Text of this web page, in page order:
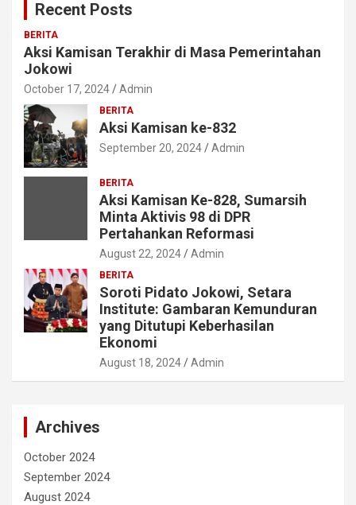
Recent Posts
BERITA
Aksi Kamisan Terakhir di Masa Pemerintahan
Jokowi
October 17, 2024 Admin
BERITA
Aksi Kamisan ke-832
September 20, 2024 Admin
BERITA
Aksi Kamisan Ke-828, Sumarsih
Minta Aktivis 98 di DPR
Pertahankan Reformasi
August 22, 2024 Admin
BERITA
Soroti Pidato Jokowi, Setara
Institute: Gambaran Kemunduran
yang Ditutupi Keberhasilan
Ekonomi
August 18, 2024 Admin
Archives
October 2024
September 2024
August 2024